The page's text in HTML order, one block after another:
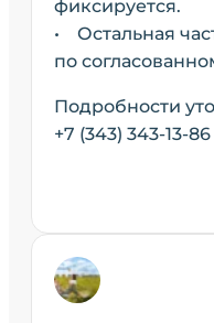
фиксируется.
• Остальная
по
Подробности
+7 (343) 343-13-86